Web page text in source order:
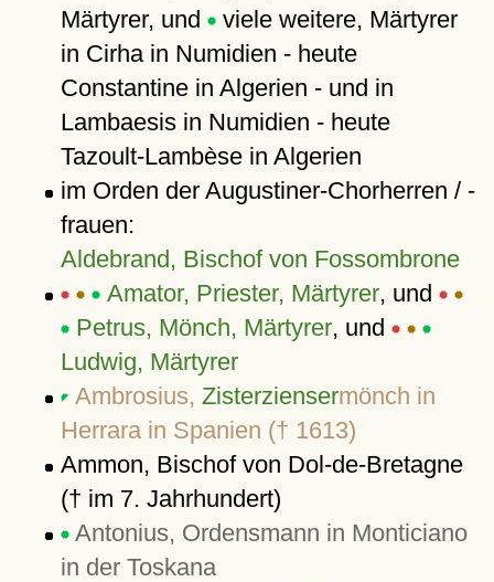
Märtyrer, und viele weitere, Märtyrer
in Cirha in Numidien - heute
Constantine in Algerien - und in
Lambaesis in Numidien - heute
Tazoult-Lambèse in Algerien
im Orden der Augustiner-Chorherren / -
frauen:
Aldebrand, Bischof von Fossombrone
Amator, Priester, Märtyrer, und
Petrus, Mönch, Märtyrer, und
Ludwig, Märtyrer
Ambrosius, Zisterziensermönch in
Herrara in Spanien († 1613)
Ammon, Bischof von Dol-de-Bretagne
(† im 7. Jahrhundert)
Antonius, Ordensmann in Monticiano
in der Toskana